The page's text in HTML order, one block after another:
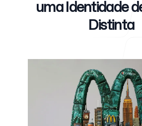
Para startups
Para agências
uma Identidade
Distinta